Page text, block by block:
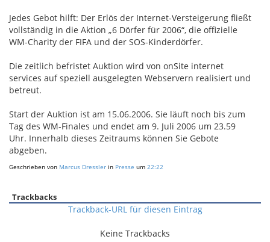
Jedes Gebot hilft: Der Erlös der Internet-Versteigerung fließt
vollständig in die Aktion „6 Dörfer für 2006“, die offizielle
WM-Charity der FIFA und der SOS-Kinderdörfer.
Die zeitlich befristet Auktion wird von onSite internet
services auf speziell ausgelegten Webservern realisiert und
betreut.
Start der Auktion ist am 15.06.2006. Sie läuft noch bis zum
Tag des WM-Finales und endet am 9. Juli 2006 um 23.59
Uhr. Innerhalb dieses Zeitraums können Sie Gebote
abgeben.
Geschrieben von Marcus Dressler in Presse um 22:22
Trackbacks
Trackback-URL für diesen Eintrag
Keine Trackbacks